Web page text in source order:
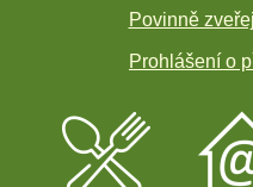
Povinně
Prohlášení o